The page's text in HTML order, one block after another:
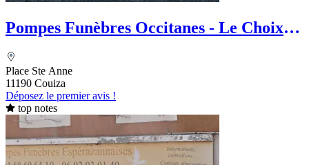
Pompes Funèbres Occitanes - Le Choix
Place Ste Anne
11190 Couiza
Déposez le premier avis !
top notes